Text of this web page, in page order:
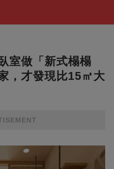
室做「新式榻榻
，才發現比15㎡大